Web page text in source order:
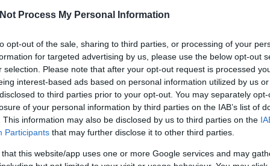
Process My Personal Information
opt-out of the sale, sharing to third parties, or processing of your
for targeted advertising by us, please use the below opt-out
selection. Please note that after your opt-out request is processed
interest-based ads based on personal information utilized by us
to third parties prior to your opt-out. You may separately
of your personal information by third parties on the IAB’s list of
This information may also be disclosed by us to third parties on the
Participants that may further disclose it to other third parties.
that this website/app uses one or more Google services and may